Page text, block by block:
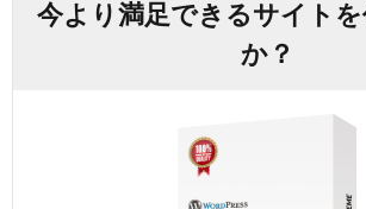
今より満足できるサイト
か？